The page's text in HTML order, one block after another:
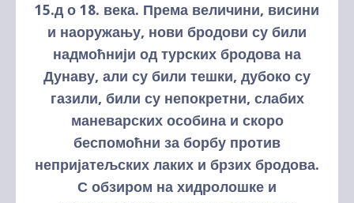
15.д о 18. века. Према величини, висини
и наоружању, нови бродови су били
надмоћнији од турских бродова на
Дунаву, али су били тешки, дубоко су
газили, били су непокретни, слабих
маневарских особина и скоро
беспомоћни за борбу против
непријатељских лаких и брзих бродова.
С обзиром на хидролошке и